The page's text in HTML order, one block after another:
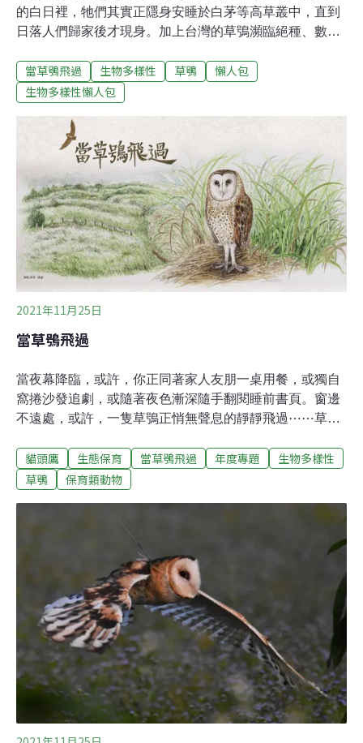
的白日裡，牠們其實正隱身安睡於白茅等高草叢中，直到
日落人們歸家後才現身。加上台灣的草鴞瀕臨絕種、數量
題【當草鴞飛過】目前鳥網架設，並不是為了捉捕草鴞，
而是基於飛安問題（防止鳥擊事件）於軍方機場內架設，
作為棲息或活動空間的草鴞，往往容易因此誤觸鳥網後遭
纏繞吊掛，造成傷亡。延伸閱讀 命懸一線 跨越那張網的
死與生鼠藥與鳥網請出農田 生態系服務補貼護草鴞
當草鴞飛過 生物多樣性 草鴞
懶人包
生物多樣性懶人包
2021年11月25日
當草鴞飛過
當夜幕降臨，或許，你正同著家人友朋一桌用餐，或獨自
窩捲沙發追劇，或隨著夜色漸深隨手翻閱睡前書頁。窗邊
不遠處，或許，一隻草鴞正悄無聲息的靜靜飛過⋯⋯草鴞
路邊的一小塊荒地、閒置的工業區一隅，或許是軍方靶場
或機場周邊草地，也或許是沿溪河的高灘地。只是，誰也
鴞，不僅眾人皆不識之，竟連媒體也都僅能暫以「怪鳥」
稱之。時至今日，不少民眾依然對牠聽所未聞。只是，這
個神秘的物種，極有可能在我們還來不及認識牠時，就已
面臨了族群滅絕的危機。草鴞，是台灣已知12種貓頭鷹
中，唯一棲息在草原的留鳥。在人們活躍的白日裡，牠們
其實正隱身安睡於白茅等高草叢中，直到日落人們歸家後
才現身。為了能更好地適應在暗夜裡活動及抓捕老鼠，草
貓頭鷹 生態保育 當草鴞飛過 年度專題
生物多樣性
草鴞
保育類動物